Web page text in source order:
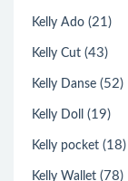
Kelly Ado (21)
Kelly Cut (43)
Kelly Danse (52)
Kelly Doll (19)
Kelly pocket (18)
Kelly Wallet (78)